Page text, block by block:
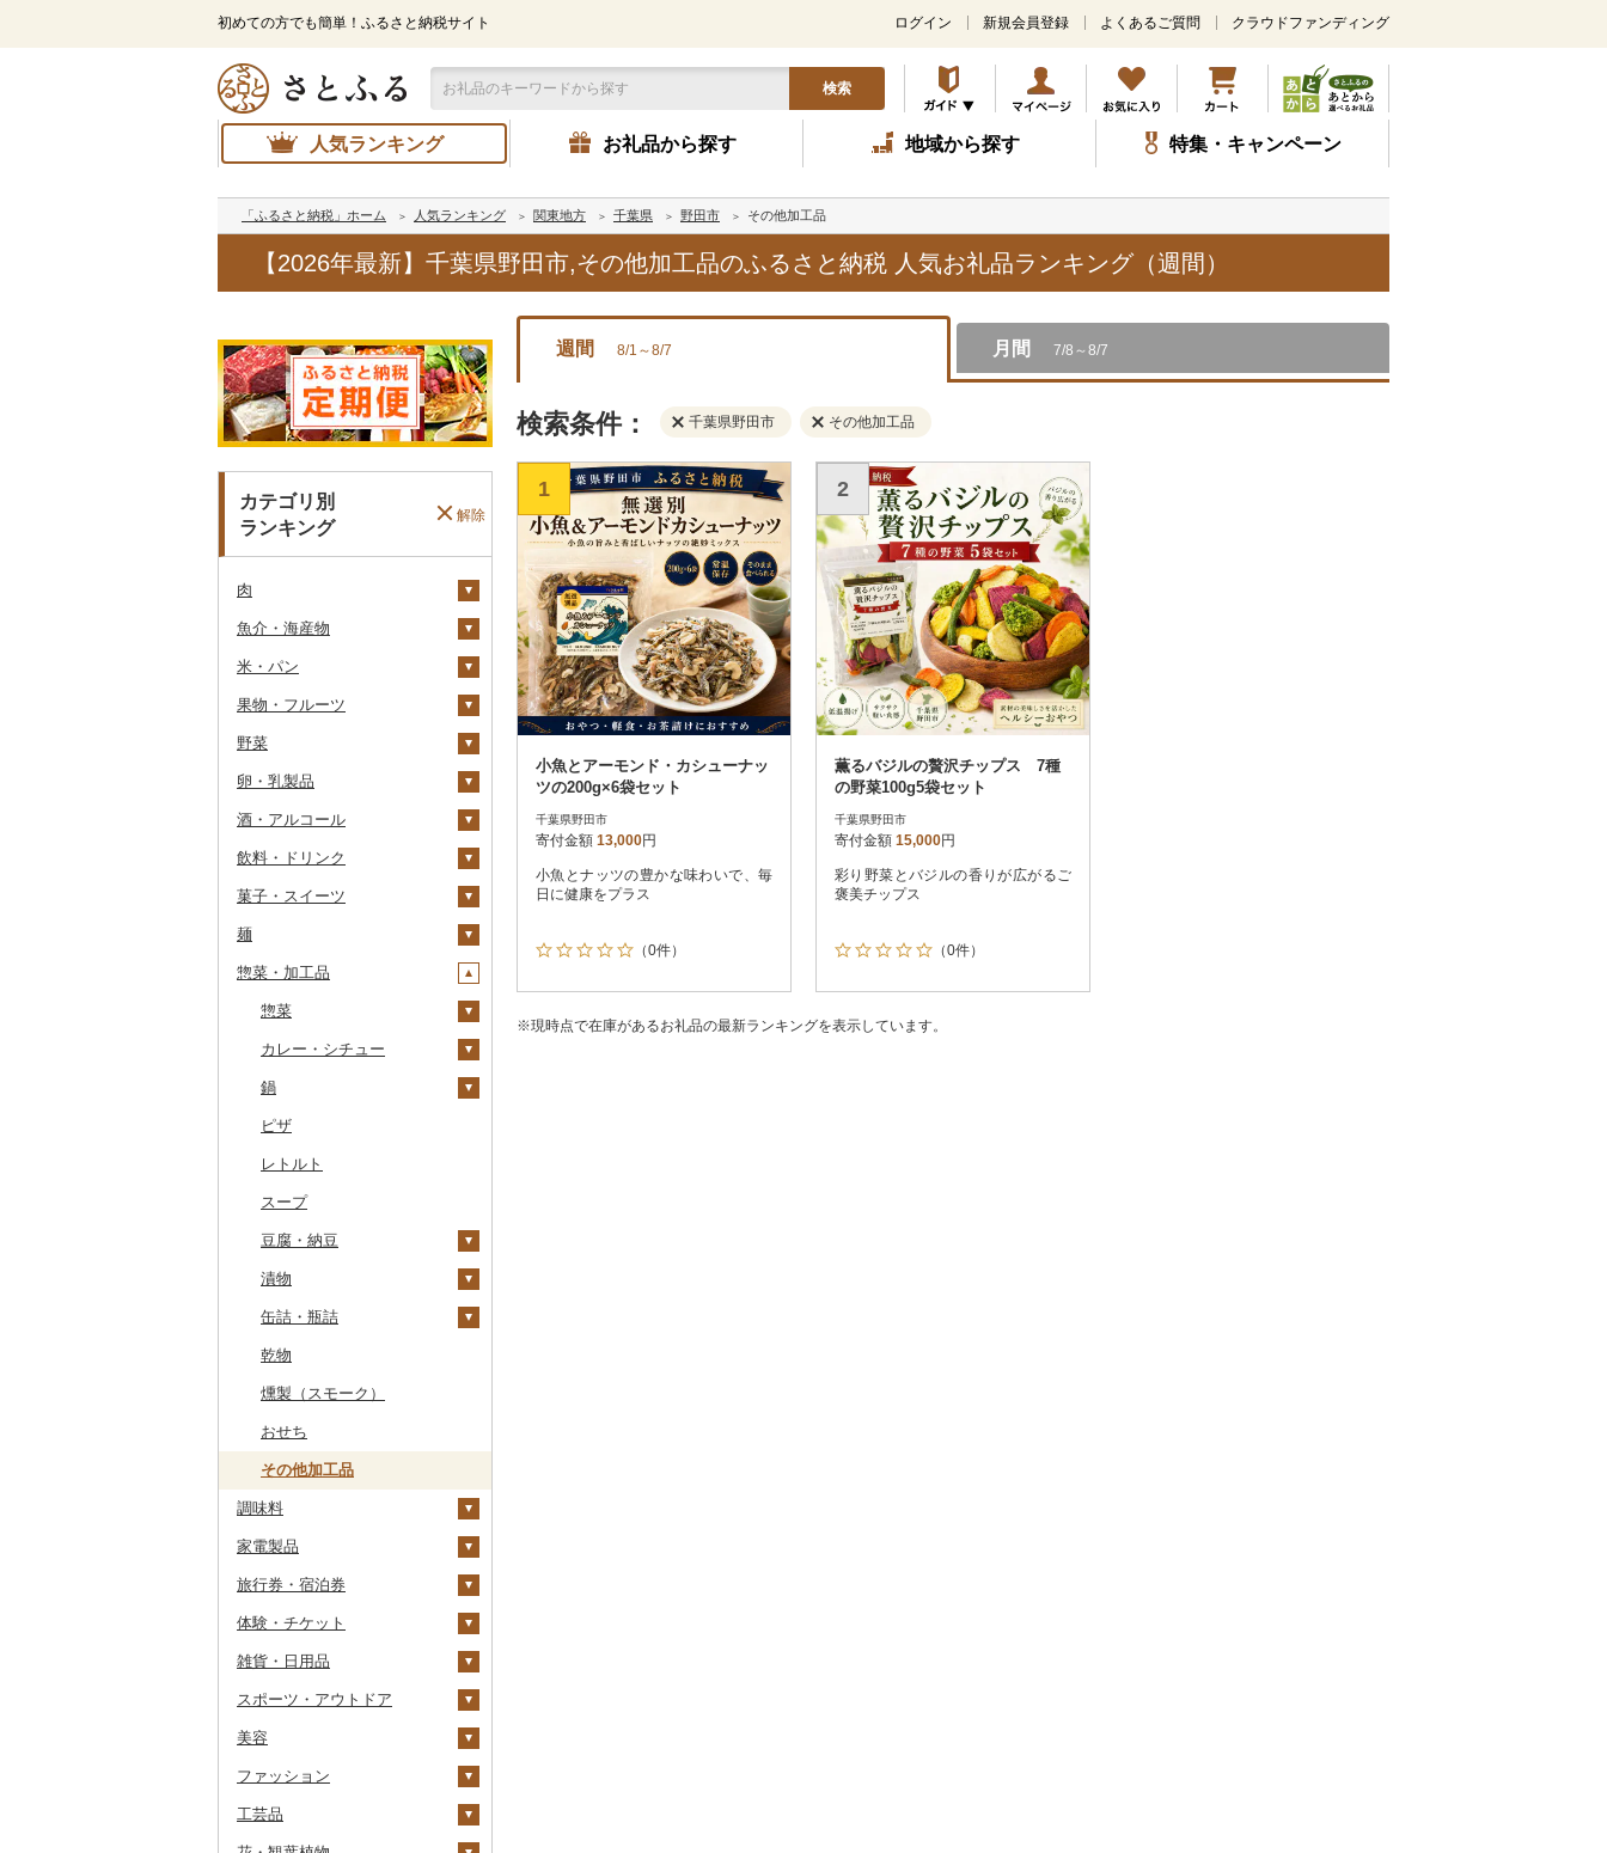
初めての方でも簡単！ふるさと納税サイト
メ
ン
コ
ン
テ
ツ
ッ
プ
ログイン 新規会員登録 よくあるご質問 クラウドファンディング
検索
人気ランキング お礼品から探す 地域から探す 特集・キャンペーン
「ふるさと納税」ホーム 人気ランキング 関東地方 千葉県 野田市 その他加工品
【2026年最新】千葉県野田市,その他加工品のふるさと納税 人気お礼品ランキング（週間）
カテゴリ別
ランキング
解除
肉
牛肉（精肉）
ステーキ
すき焼き
焼肉
牛タン
和牛
黒毛和牛
仙台牛
米沢牛
山形牛
上州牛
飛騨牛
近江牛
神戸牛・神戸ビーフ
但馬牛
土佐あかうし
佐賀牛
長崎和牛
あか牛
宮崎牛
その他牛肉（精肉）
牛肉（加工品）
ハンバーグ
ローストビーフ
ビーフジャーキー
その他牛肉（加工品）
豚肉（精肉）
すき焼き
しゃぶしゃぶ
焼肉
アグー豚
豚肉（加工品）
ハンバーグ
もつ鍋
ハム
ソーセージ・ウインナ
鶏肉
鶏肉（精肉）
ハム・ソーセージ
唐揚げ
水炊き
地鶏
赤鶏さつま
鹿肉
馬肉
羊肉・ラム肉（ジンギス
魚介・海産物
カニ
ズワイガニ
毛ガニ
かにしゃぶ
その他カニ
エビ
ボタンエビ
伊勢海老
その他エビ
いくら
うに
明太子・たらこ
明太子
たらこ
その他魚卵
数の子
キャビア
その他魚卵
貝
鮑（アワビ）
牡蠣（カキ）
あさり
サザエ
はまぐり
その他貝
鮮魚
鮭・サーモン
マグロ
カツオ
金目鯛
クエ
くじら
サバ
さんま
鯛
のどぐろ
ふぐ
ブリ
ほっけ
その他鮮魚
イカ・タコ
イカ
海苔・海藻
わかめ
ひじき
その他海苔・海藻
干物
ししゃも
その他干物
その他魚介・加工品
しらす・ちりめん
かまぼこ・練り製品
その他魚介・加工品
米・パン
米
無洗米
玄米
金芽米
ゆめぴりか
コシヒカリ
はえぬき
さがびより
ひとめぼれ
ミルキークィーン
ななつぼし
その他米
雑穀
餅
その他穀物加工品
パン
果物・フルーツ
ぶどう・マスカット
巨峰
ナガノパープル
ピオーネ
デラウェア
その他ぶどう・マスカ
いちご
りんご
もも
メロン
梨
和梨
洋梨・ラフランス
マンゴー
みかん・柑橘
レモン
不知火・デコポン
せとか
文旦
まどんな
ポンカン
その他柑橘
すいか
キウイ
柿（カキ）
ドライフルーツ
干し柿
干し芋
その他ドライフルーツ
その他果物
びわ
ブルーベリー
パイナップル
栗
その他果物
野菜
いも
じゃがいも
さつまいも
その他いも
トマト
フルーツトマト
ミニトマト
玉ねぎ
ねぎ
根菜
人参
大根
レンコン
にんにく・生姜
その他根菜
アスパラガス
豆
きのこ
しいたけ
松茸
その他きのこ
その他野菜
山菜
かぼちゃ
茄子
レタス
その他野菜
卵・乳製品
卵
チーズ
ヨーグルト
バター
その他乳製品
酒・アルコール
ビール・発泡酒
ビール
地ビール・クラフトビ
日本酒
純米吟醸
大吟醸
吟醸
芋焼酎
麦焼酎
米焼酎
その他焼酎
梅酒
泡盛
ワイン
赤ワイン
シャンパン・スパーク
ウイスキー
リキュール・洋酒
甘酒
ノンアルコール
その他酒
飲料・ドリンク
水・ミネラルウォーター
飲料
コーヒー豆
粉
茶
飲料
茶葉・ティーバッグ
足柄茶
知覧茶
八女茶
その他茶
果汁飲料
りんごジュース
紅茶
茶葉・ティーバッグ
その他飲料・ジュース
野菜ジュース
炭酸飲料
豆乳
その他飲料・ジュース
菓子・スイーツ
クッキー
焼き菓子
プリン
ゼリー
チョコレート
カステラ
アイス・ジェラート
その他洋菓子
煎餅・おかき
羊羹
饅頭
大福
その他和菓子
麺
ラーメン
うどん
そば
パスタ
ひやむぎ
そうめん
その他麺
惣菜・加工品
惣菜
餃子
コロッケ
その他惣菜
カレー・シチュー
シチュー
鍋
肉
魚
その他鍋
ピザ
レトルト
スープ
豆腐・納豆
豆腐
納豆
漬物
梅干
キムチ
その他漬物
缶詰・瓶詰
肉
魚
果物
ジャム
その他缶詰・瓶詰
乾物
燻製（スモーク）
おせち
その他加工品
調味料
砂糖
塩
醤油
味噌
酢
だし
食用油
はちみつ
家電製品
季節・空調家電
キッチン家電
照明器具
パソコン・周辺機器
TV・オーディオ・カメラ
美容・健康家電
カー用品
旅行券・宿泊券
旅行券
JTBふるさと旅行クー
その他旅行券
宿泊券
体験・チケット
PayPay商品券
食事券
温泉・サウナ・スパ利用
雑貨・日用品
家具・インテリア
机・テーブル
寝具
布団
タオル
文房具・印鑑
スポーツ・アウトドア
ゴルフ
ゴルフボール
釣り
サイクリング
美容
スキンケア
シャンプー・リンス
ファッション
鞄・バッグ
工芸品
週間 8/1～8/7 月間 7/8～8/7
検索条件： 千葉県野田市 その他加工品
1
小魚とアーモンド・カシューナッ
ツの200g×6袋セット
千葉県野田市
寄付金額 13,000円
小魚とナッツの豊かな味わいで、毎
日に健康をプラス
（0件）
2
薫るバジルの贅沢チップス 7種
の野菜100g5袋セット
千葉県野田市
寄付金額 15,000円
彩り野菜とバジルの香りが広がるご
褒美チップス
（0件）
※現時点で在庫があるお礼品の最新ランキングを表示しています。